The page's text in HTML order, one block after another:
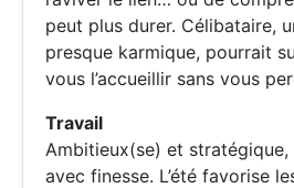
peut plus durer. Célibataire,
presque karmique, pourrait
vous l’accueillir sans vous
Travail
Ambitieux(se) et stratégique,
avec finesse. L’été favorise